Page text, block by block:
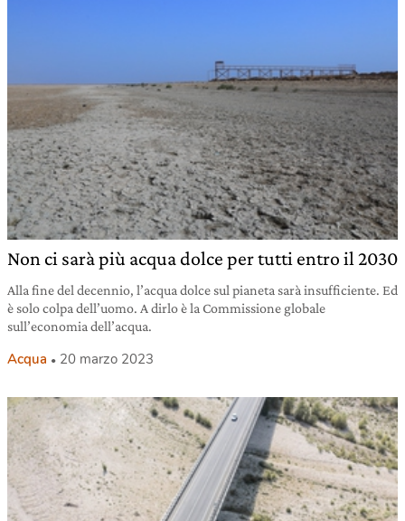
Non ci sarà più acqua dolce per tutti entro il 2030
Alla fine del decennio, l’acqua dolce sul pianeta sarà insufficiente. Ed
è solo colpa dell’uomo. A dirlo è la Commissione globale
sull’economia dell’acqua.
Acqua 20 marzo 2023